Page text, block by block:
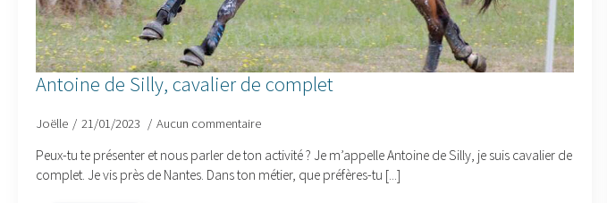
Antoine de Silly, cavalier de complet
Joëlle 21/01/2023 Aucun commentaire
Peux-tu te présenter et nous parler de ton activité ? Je m’appelle Antoine de Silly, je suis cavalier de
complet. Je vis près de Nantes. Dans ton métier, que préfères-tu [...]